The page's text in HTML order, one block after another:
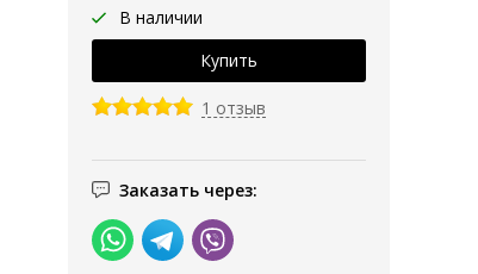
В наличии
1 отзыв
Заказать через: